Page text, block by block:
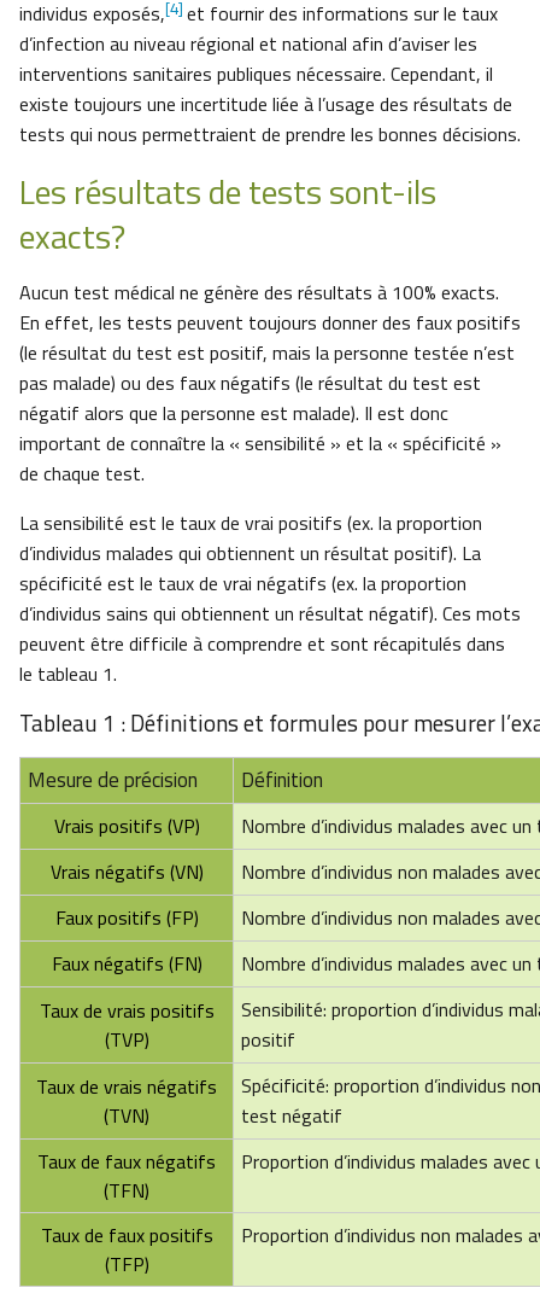
individus exposés,[4] et fournir des informations sur le taux
d’infection au niveau régional et national afin d’aviser les
interventions sanitaires publiques nécessaire. Cependant, il
existe toujours une incertitude liée à l’usage des résultats de
tests qui nous permettraient de prendre les bonnes décisions.
Les résultats de tests sont-ils
exacts?
Aucun test médical ne génère des résultats à 100% exacts.
En effet, les tests peuvent toujours donner des faux positifs
(le résultat du test est positif, mais la personne testée n’est
pas malade) ou des faux négatifs (le résultat du test est
négatif alors que la personne est malade). Il est donc
important de connaître la « sensibilité » et la « spécificité »
de chaque test.
La sensibilité est le taux de vrai positifs (ex. la proportion
d’individus malades qui obtiennent un résultat positif). La
spécificité est le taux de vrai négatifs (ex. la proportion
d’individus sains qui obtiennent un résultat négatif). Ces mots
peuvent être difficile à comprendre et sont récapitulés dans
le tableau 1.
Tableau 1 : Définitions et formules pour mesurer
Mesure de précision Définition
Vrais positifs (VP)
Nombre d’individus malades avec
Vrais négatifs (VN)
Nombre d’individus non malades
Faux positifs (FP)
Nombre d’individus non malades
Faux négatifs (FN)
Nombre d’individus malades avec
Taux de vrais positifs
(TVP)
Sensibilité: proportion d’individus
positif
Taux de vrais négatifs
(TVN)
Spécificité: proportion d’individus
test négatif
Taux de faux négatifs
(TFN)
Proportion d’individus malades
Taux de faux positifs
(TFP)
Proportion d’individus non